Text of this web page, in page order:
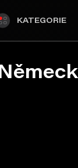
KATEGORIE